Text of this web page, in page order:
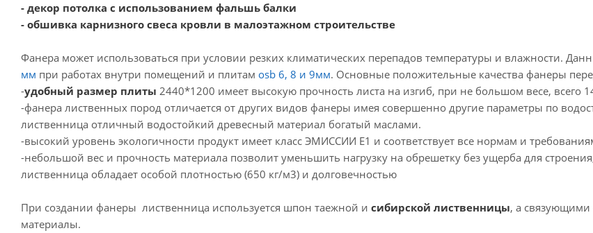
- декор потолка с использованием фальшь балки
- обшивка карнизного свеса кровли в малоэтажном строительстве
Фанера может использоваться при условии резких климатических перепадов температуры и влажности.
мм при работах внутри помещений и плитам osb 6, 8 и 9мм. Основные положительные качества фанеры
-удобный размер плиты 2440*1200 имеет высокую прочность листа на изгиб, при не большом весе, всего
-фанера лиственных пород отличается от других видов фанеры имея совершенно другие параметры по
лиственница отличный водостойкий древесный материал богатый маслами.
-высокий уровень экологичности продукт имеет класс ЭМИССИИ Е1 и соответствует все нормам и
-небольшой вес и прочность материала позволит уменьшить нагрузку на обрешетку без ущерба для
лиственница обладает особой плотностью (650 кг/м3) и долговечностью
При создании фанеры лиственница используется шпон таежной и сибирской лиственницы, а связующими
материалы.